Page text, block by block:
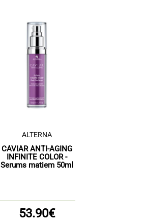
ALTERNA
CAVIAR ANTI-AGING
INFINITE COLOR -
Serums matiem 50ml
53.90€